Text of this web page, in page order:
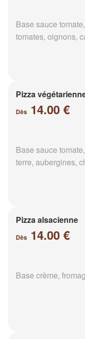
Base sauce
tomates, oignons,
Pizza
Dès 14.00 €
Base sauce
terre, aubergines,
Pizza alsacienne
Dès 14.00 €
Base crème,